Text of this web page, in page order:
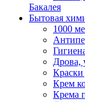
Бакалея
Бытовая
1000
Дрова,
Краски
Крем
Крема